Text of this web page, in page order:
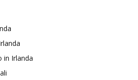
in Irlanda